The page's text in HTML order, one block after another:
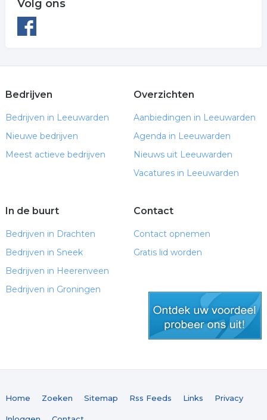
Volg ons
Bedrijven
Bedrijven in Leeuwarden
Nieuwe bedrijven
Meest actieve bedrijven
Overzichten
Aanbiedingen in Leeuwarden
Agenda in Leeuwarden
Nieuws uit Leeuwarden
Vacatures in Leeuwarden
In de buurt
Bedrijven in Drachten
Bedrijven in Sneek
Bedrijven in Heerenveen
Bedrijven in Groningen
Contact
Contact opnemen
Gratis lid worden
Home Zoeken Sitemap Rss Feeds Links Privacy